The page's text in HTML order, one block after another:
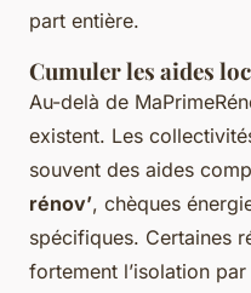
part entière.
Cumuler les aides
Au-delà de
existent. Les
souvent des aides
rénov’, chèques
spécifiques. Certaines
fortement l’isolation par